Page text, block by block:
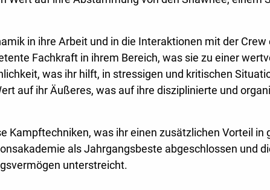
in ihre Arbeit und in die Interaktionen mit der Crew
Fachkraft in ihrem Bereich, was sie zu einer
was ihr hilft, in stressigen und kritischen
auf ihr Äußeres, was auf ihre disziplinierte und
Kampftechniken, was ihr einen zusätzlichen Vorteil
als Jahrgangsbeste abgeschlossen und
unterstreicht.